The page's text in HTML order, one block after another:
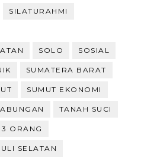
SILATURAHMI
SOLO SOSIAL
SUMATERA BARAT
SUMUT EKONOMI
TANAH SUCI
ORANG
SELATAN